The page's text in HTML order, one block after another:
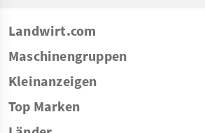
Landwirt.com
Maschinengruppen
Kleinanzeigen
Top Marken